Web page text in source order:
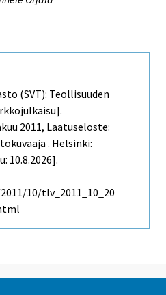
(SVT): Teollisuuden
2011, Laatuseloste:
. Helsinki:
10.8.2026].
10/tlv_2011_10_20